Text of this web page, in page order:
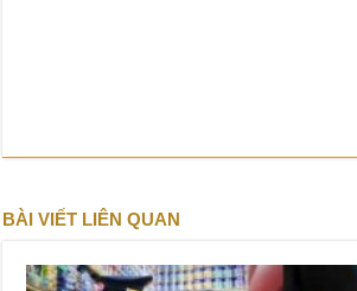
BÀI VIẾT LIÊN QUAN